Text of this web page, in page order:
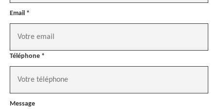
Email *
Téléphone *
Message